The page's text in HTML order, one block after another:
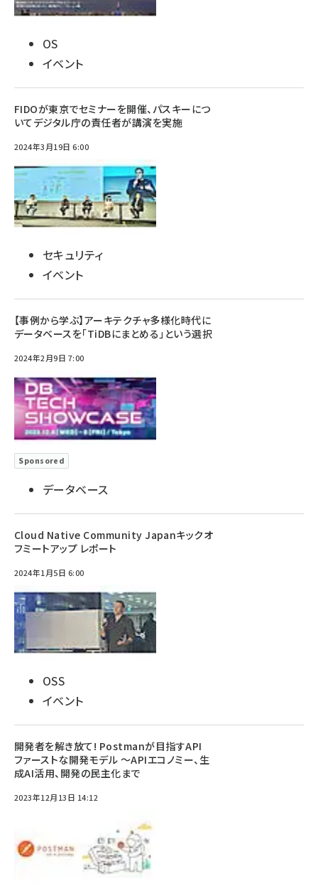
OS
イベント
FIDOが東京でセミナーを開催、パスキーにつ
いてデジタル庁の責任者が講演を実施
2024年3月19日 6:00
セキュリティ
イベント
【事例から学ぶ】アーキテクチャ多様化時代に
データベースを「TiDBにまとめる」という選択
2024年2月9日 7:00
Sponsored
データベース
Cloud Native Community Japanキックオ
フミートアップ レポート
2024年1月5日 6:00
OSS
イベント
開発者を解き放て! Postmanが目指すAPI
ファーストな開発モデル 〜APIエコノミー、生
成AI活用、開発の民主化まで
2023年12月13日 14:12